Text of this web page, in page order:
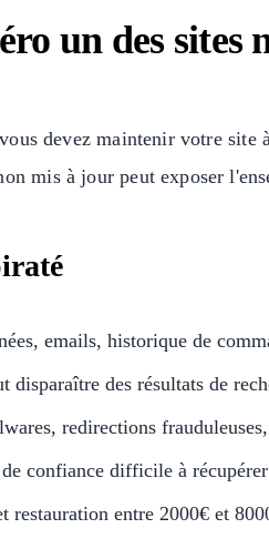
un des sites
devez maintenir votre site
mis à jour peut exposer
emails, historique de
disparaître des résultats de
redirections
confiance difficile à
restauration entre 2000€ et